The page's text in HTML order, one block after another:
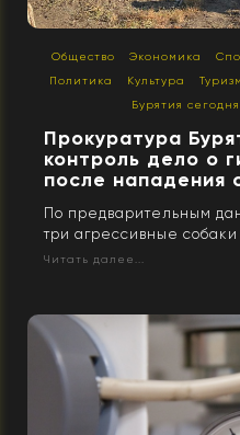
Общество Экономика
Политика
Культура Туризм
Бурятия сегодня
Прокуратура
контроль дело о
после нападения
По предварительным
три агрессивные собаки
Читать далее...